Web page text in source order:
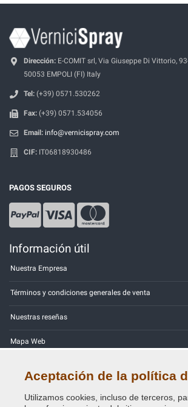
Dirección: E-COMIT srl, Via Giuseppe Di Vittorio,
50053 EMPOLI (FI) Italy
Tel: (+39) 0571.530262
Fax: (+39) 0571.534056
Email: info@vernicispray.com
CIF: IT06818930486
PAGOS SEGUROS
Información útil
Nuestra Empresa
Términos y condiciones generales de venta
Nuestras reseñas
Mapa Web
Aceptación de la política
Utilizamos cookies, incluso de terceros,